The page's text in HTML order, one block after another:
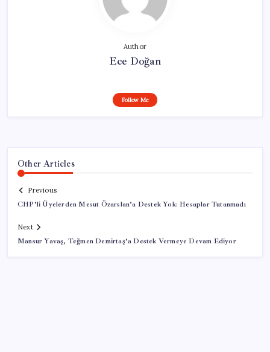
Author
Ece Doğan
Follow Me
Other Articles
Previous
CHP’li Üyelerden Mesut Özarslan’a Destek Yok: Hesaplar Tutanmadı
Next
Mansur Yavaş, Teğmen Demirtaş’a Destek Vermeye Devam Ediyor